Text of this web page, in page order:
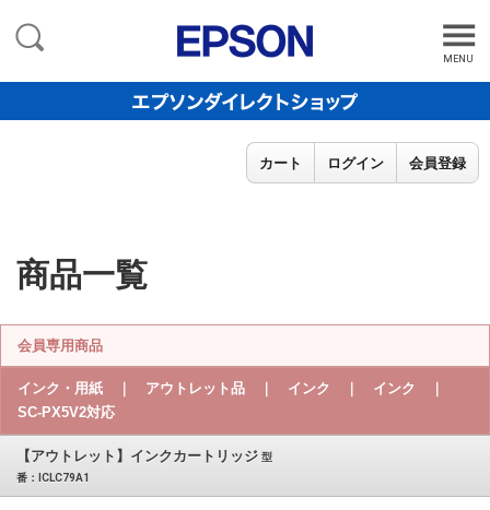
MENU
カート ログイン 会員登録
商品一覧
会員専用商品
インク・用紙 ｜ アウトレット品 ｜ インク ｜ インク ｜
SC-PX5V2対応
【アウトレット】インクカートリッジ 型
番：ICLC79A1